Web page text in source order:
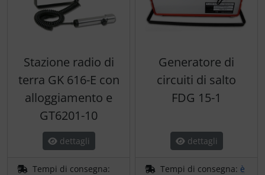
Stazione radio di
terra GK 616-E con
alloggiamento e
GT6201-10
dettagli
Tempi di consegna:
Generatore di
circuiti di salto
FDG 15-1
dettagli
Tempi di consegna: è